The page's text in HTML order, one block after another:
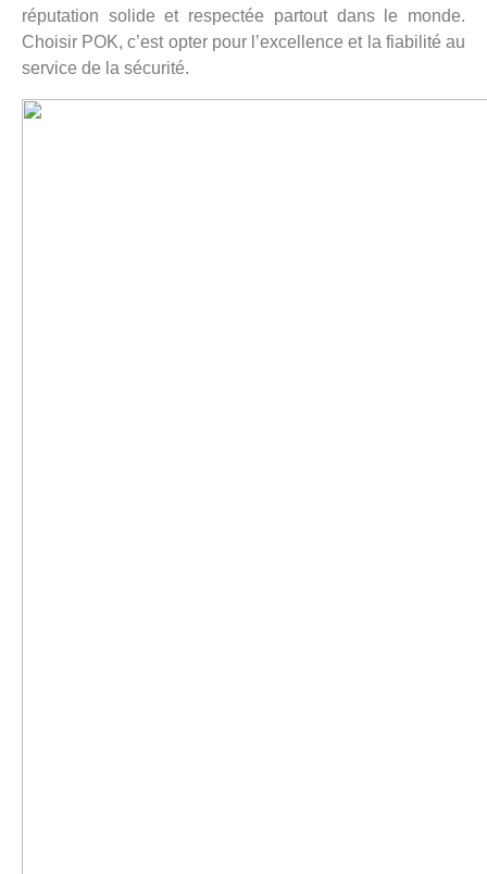
réputation solide et respectée partout dans le monde.
Choisir POK, c’est opter pour l’excellence et la fiabilité au
service de la sécurité.